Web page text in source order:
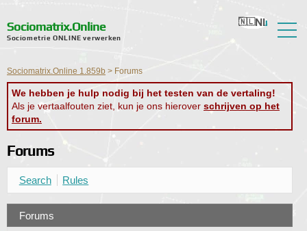
Sociomatrix.Online
Sociometrie ONLINE verwerken
Recensies
Hulp
Contactgegevens
Nl
Ru
En
Ua
Ro
Sociomatrix.Online 1.859b > Forums
We hebben je hulp nodig bij het testen van de vertaling!
Als je vertaalfouten ziet, kun je ons hierover schrijven op het
forum.
Forums
Search Rules
Forums